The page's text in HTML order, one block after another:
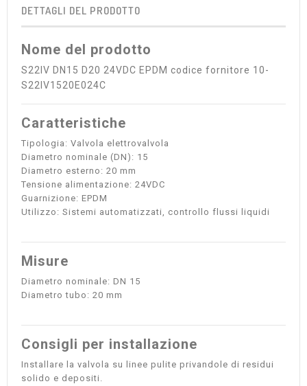
DETTAGLI DEL PRODOTTO
Nome del prodotto
S22IV DN15 D20 24VDC EPDM codice fornitore 10-
S22IV1520E024C
Caratteristiche
Tipologia: Valvola elettrovalvola
Diametro nominale (DN): 15
Diametro esterno: 20 mm
Tensione alimentazione: 24VDC
Guarnizione: EPDM
Utilizzo: Sistemi automatizzati, controllo flussi liquidi
Misure
Diametro nominale: DN 15
Diametro tubo: 20 mm
Consigli per installazione
Installare la valvola su linee pulite privandole di residui
solido e depositi.